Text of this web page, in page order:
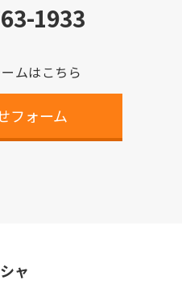
1933
ムはこちら
フォーム
ャ